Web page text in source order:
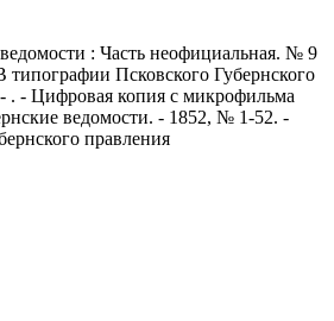
: Часть неофициальная. № 9
типографии Псковского Губернского
. - Цифровая копия с микрофильма
ведомости. - 1852, № 1-52. -
правления